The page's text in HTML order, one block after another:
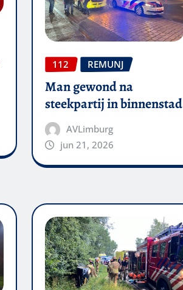
112 REMUNJ
Man gewond na
steekpartij in binnenstad
AVLimburg
jun 21, 2026